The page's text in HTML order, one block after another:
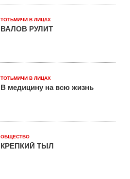
ТОТЬМИЧИ В ЛИЦАХ
ВАЛОВ РУЛИТ
ТОТЬМИЧИ В ЛИЦАХ
В медицину на всю жизнь
ОБЩЕСТВО
КРЕПКИЙ ТЫЛ